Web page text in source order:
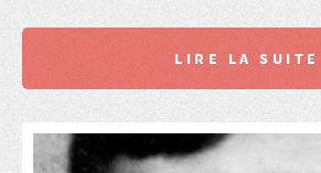
LIRE LA SUITE